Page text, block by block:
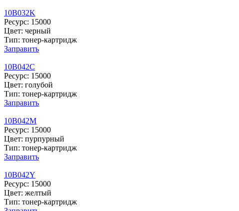
10B032K
Ресурс: 15000
Цвет: черный
Тип: тонер-картридж
Заправить
10B042C
Ресурс: 15000
Цвет: голубой
Тип: тонер-картридж
Заправить
10B042M
Ресурс: 15000
Цвет: пурпурный
Тип: тонер-картридж
Заправить
10B042Y
Ресурс: 15000
Цвет: желтый
Тип: тонер-картридж